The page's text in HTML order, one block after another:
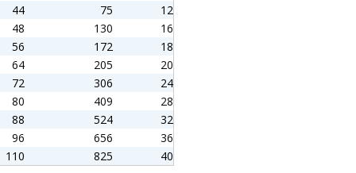
12
75
44
16
130
48
18
172
56
20
205
64
24
306
72
28
409
80
32
524
88
36
656
96
40
825
110